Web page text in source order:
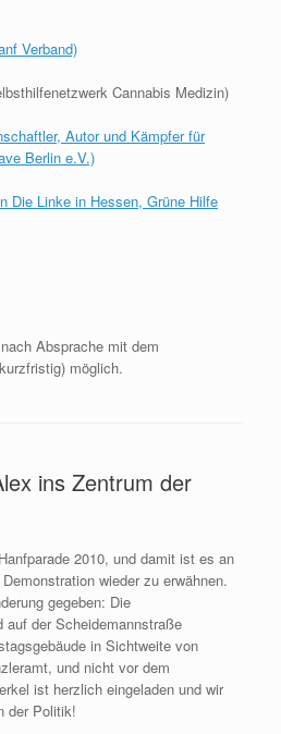
Verband)
Cannabis Medizin)
Autor und Kämpfer für
Berlin e.V.)
Die Linke in Hessen, Grüne Hilfe
Absprache mit dem
möglich.
ins Zentrum der
2010, und damit ist es an
wieder zu erwähnen.
gegeben: Die
auf der Scheidemannstraße
in Sichtweite von
und nicht vor dem
ist herzlich eingeladen und wir
der Politik!